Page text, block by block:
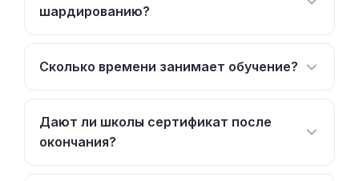
шардированию?
Сколько времени занимает обучение?
Дают ли школы сертификат после
окончания?